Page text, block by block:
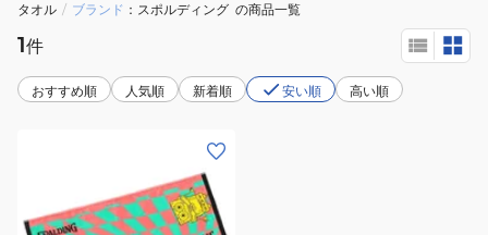
タオル / ブランド スポルディング の商品一覧
1件
おすすめ順 人気順 新着順 安い順 高い順
レ